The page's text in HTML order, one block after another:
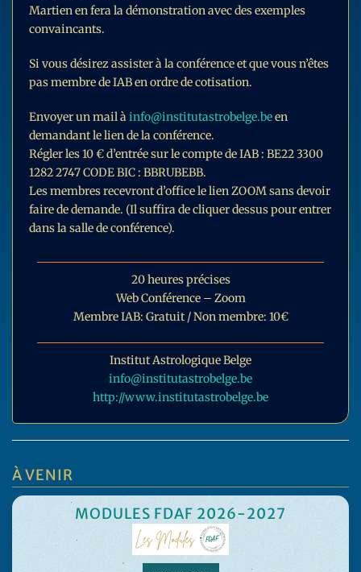
Martien en fera la démonstration avec des exemples
convaincants.
Si vous désirez assister à la conférence et que vous n’êtes
pas membre de IAB en ordre de cotisation.
Envoyer un mail àinfo@institutastrobelge.been
demandant le lien de la conférence.
Régler les 10 € d’entrée sur le compte de IAB : BE22 3300
1282 2747 CODE BIC : BBRUBEBB.
Les membres recevront d’office le lien ZOOM sans devoir
faire de demande. (Il suffira de cliquer dessus pour entrer
dans la salle de conférence).
20 heures précises
Web Conférence – Zoom
Membre IAB: Gratuit / Non membre: 10€
Institut Astrologique Belge
info@institutastrobelge.be
http://www.institutastrobelge.be
À VENIR
MODULES FDAF 2026-2027